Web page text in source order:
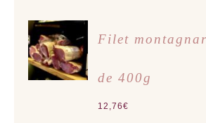
AJOUTER
AU
PANIER
/
DÉTAILS
Filet
de 400g
12,76€